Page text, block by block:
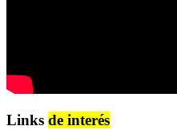
Links de interés